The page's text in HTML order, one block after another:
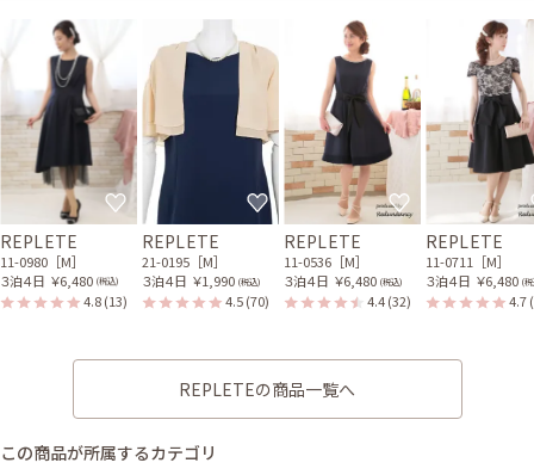
REPLETE
11-0980［M］
３泊４日 ￥6,480 (税込)
4.8(13)
REPLETE
21-0195［M］
３泊４日 ￥1,990 (税込)
4.5(70)
REPLETE
11-0536［M］
３泊４日 ￥6,480 (税込)
4.4(32)
REPLETE
11-0711［M］
３泊４日 ￥6,480 (
4.7
REPLETEの商品一覧へ
この商品が所属するカテゴリ